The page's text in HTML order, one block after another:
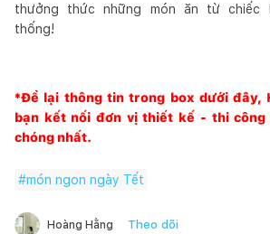
thưởng thức những món ăn từ chiếc
thống!
*Để lại thông tin trong box dưới đây,
bạn kết nối đơn vị thiết kế - thi công
chóng nhất.
#món ngon ngày Tết
Hoàng Hằng Theo dõi